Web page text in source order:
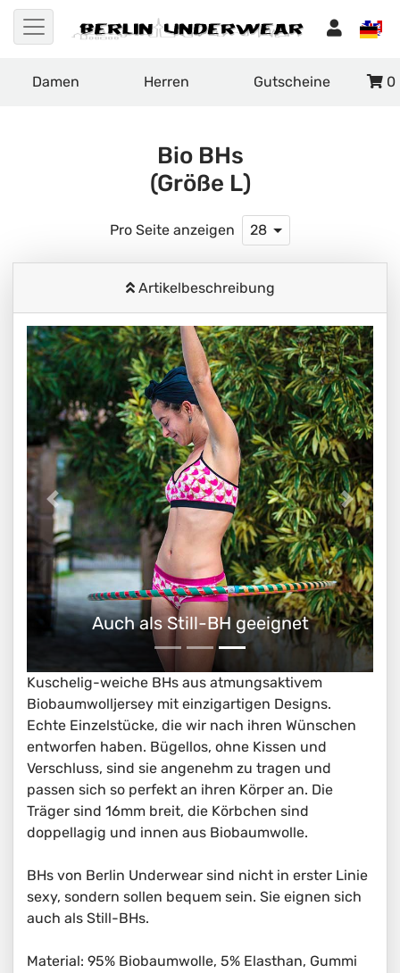
Damen Herren Gutscheine 0
Bio BHs
(Größe L)
Pro Seite anzeigen 28
Artikelbeschreibung
BH aus Biobaumwolle
Kuschelig-weiche BHs aus atmungsaktivem
Biobaumwolljersey mit einzigartigen Designs.
Echte Einzelstücke, die wir nach ihren Wünschen
entworfen haben. Bügellos, ohne Kissen und
Verschluss, sind sie angenehm zu tragen und
passen sich so perfekt an ihren Körper an. Die
Träger sind 16mm breit, die Körbchen sind
doppellagig und innen aus Biobaumwolle.
BHs von Berlin Underwear sind nicht in erster Linie
sexy, sondern sollen bequem sein. Sie eignen sich
auch als Still-BHs.
Material: 95% Biobaumwolle, 5% Elasthan, Gummi